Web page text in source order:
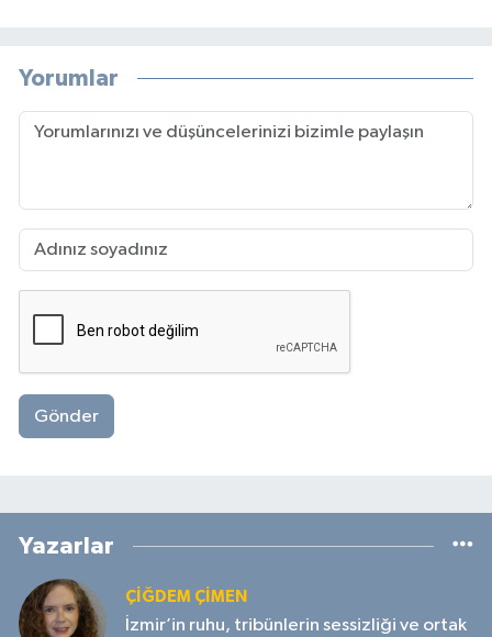
Yorumlar
Gönder
Yazarlar
ÇIĞDEM ÇIMEN
İzmir’in ruhu, tribünlerin sessizliği ve ortak